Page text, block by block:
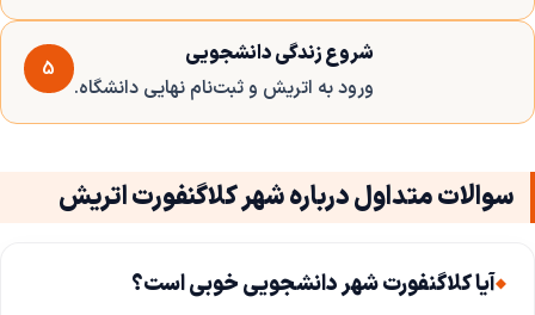
5
شروع زندگی دانشجویی
ورود به اتریش و ثبت‌نام نهایی دانشگاه.
سوالات متداول درباره شهر کلاگنفورت اتریش
آیا کلاگنفورت شهر دانشجویی خوبی است؟